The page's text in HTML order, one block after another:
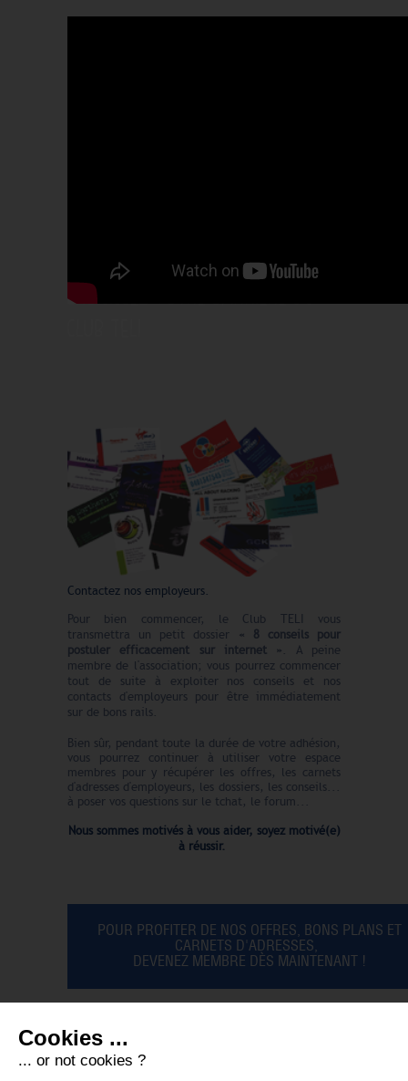
CHOISISSEZ VOTRE BANNIÈRE DU
Contactez nos employeurs.
Pour bien commencer, le Club TELI vous
transmettra un petit dossier « 8 conseils pour
postuler efficacement sur internet ». A peine
membre de l'association; vous pourrez commencer
tout de suite à exploiter nos conseils et nos
contacts d'employeurs pour être immédiatement
sur de bons rails.
Bien sûr, pendant toute la durée de votre adhésion,
vous pourrez continuer à utiliser votre espace
membres pour y récupérer les offres, les carnets
d'adresses d'employeurs, les dossiers, les conseils...
à poser vos questions sur le tchat, le forum...
Nous sommes motivés à vous aider, soyez motivé(e)
à réussir.
POUR PROFITER DE NOS OFFRES, BONS PLANS ET
CARNETS D'ADRESSES,
DEVENEZ MEMBRE DÈS MAINTENANT !
Cookies ...
... or not cookies ?